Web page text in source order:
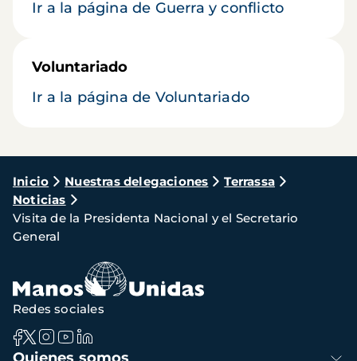
Ir a la página de Guerra y conflicto
Voluntariado
Ir a la página de Voluntariado
Ruta
de
navegación
Inicio Nuestras delegaciones
Terrassa
Noticias
Visita de la Presidenta Nacional y el Secretario
General
Navegación
Redes sociales